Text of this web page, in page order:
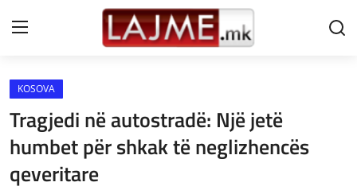
Shtëpi
LAJME MAQEDONI
SHQIPERI
KOSOVA
Tragjedi në autostradë: Një jetë
humbet për shkak të neglizhencës
qeveritare